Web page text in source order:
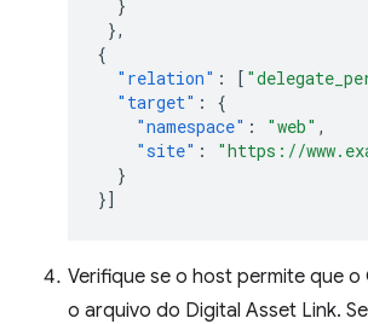
}
},
{
"relation" : [
"target" :
{
"namespace" : "web" ,
"site" :
"https://
}
}]
Verifique se o host permite que
o arquivo do Digital Asset Link.